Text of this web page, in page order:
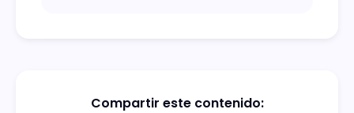
Compartir este contenido: